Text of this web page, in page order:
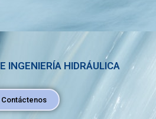
INGENIERÍA HIDRÁULICA
Contáctenos